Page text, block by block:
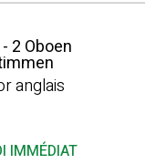
2 Oboen
anglais
IMMÉDIAT